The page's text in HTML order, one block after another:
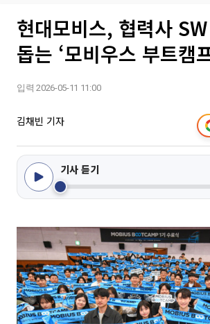
현대모비스, 협력사
돕는 ‘모비우스 부트캠
입력 2026-05-11 11:00
김채빈 기자
기사 듣기